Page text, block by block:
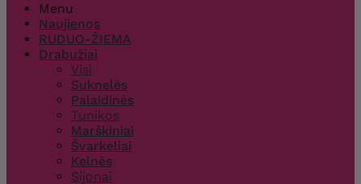
Menu
Naujienos
RUDUO-ŽIEMA
Drabužiai
Visi
Suknelės
Palaidinės
Tunikos
Marškiniai
Švarkeliai
Kelnės
Sijonai